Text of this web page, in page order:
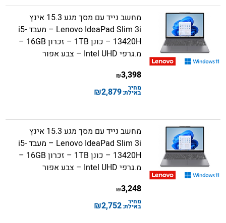
מחשב נייד עם מסך מגע 15.3 אינץ
Lenovo IdeaPad Slim 3i – מעבד i5-
13420H – כונן 1TB – זכרון 16GB –
מ.גרפי Intel UHD – צבע אפור
3,398
₪
מחיר
באילת:2,879
₪
מחשב נייד עם מסך מגע 15.3 אינץ
Lenovo IdeaPad Slim 3i – מעבד i5-
13420H – כונן 1TB – זכרון 16GB –
מ.גרפי Intel UHD – צבע אפור
3,248
₪
מחיר
באילת:2,752
₪